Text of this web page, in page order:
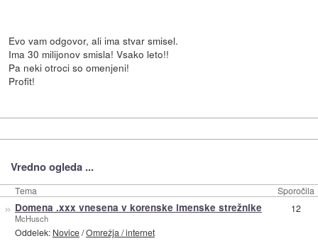
Evo vam odgovor, ali ima stvar smisel.
Ima 30 milijonov smisla! Vsako leto!!
Pa neki otroci so omenjeni!
Profit!
Vredno ogleda ...
Tema Sporočila
» Domena .xxx vnesena v korenske imenske strežnike
McHusch
Oddelek: Novice/Omrežja / internet
12